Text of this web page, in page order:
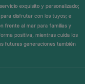
exquisito y personalizado;
disfrutar con los tuyos; e
frente al mar para familias y
positiva, mientras cuida los
futuras generaciones también